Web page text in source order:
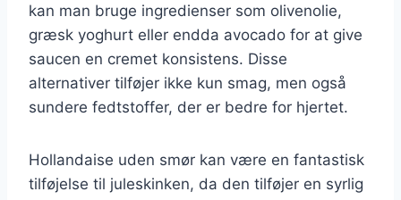
kan man bruge ingredienser som olivenolie,
græsk yoghurt eller endda avocado for at give
saucen en cremet konsistens. Disse
alternativer tilføjer ikke kun smag, men også
sundere fedtstoffer, der er bedre for hjertet.
Hollandaise uden smør kan være en fantastisk
tilføjelse til juleskinken, da den tilføjer en syrlig